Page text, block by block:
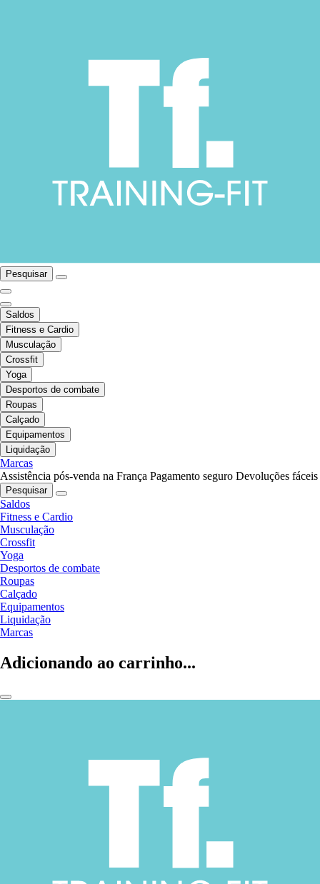
Pesquisar
Saldos
Fitness e Cardio
Musculação
Crossfit
Yoga
Desportos de combate
Roupas
Calçado
Equipamentos
Liquidação
Marcas
Assistência pós-venda na França Pagamento seguro Devoluções fáceis
Pesquisar
Saldos
Fitness e Cardio
Musculação
Crossfit
Yoga
Desportos de combate
Roupas
Calçado
Equipamentos
Liquidação
Marcas
Adicionando ao carrinho...